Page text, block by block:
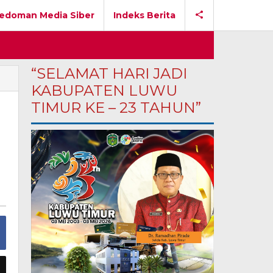
Media Siber Indeks Berita
“SELAMAT HARI JADI
KABUPATEN LUWU
TIMUR KE – 23 TAHUN”